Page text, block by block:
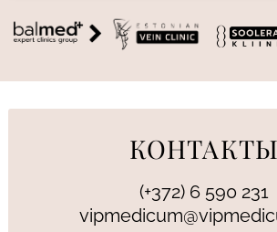
КОНТАКТЫ
(+372) 6 590 231